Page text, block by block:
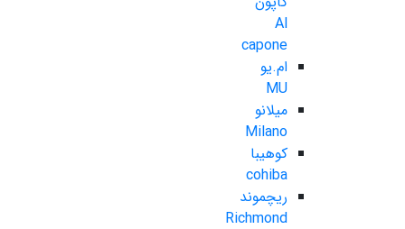
Al
capone
ام.یو
MU
میلانو
Milano
کوهیبا
cohiba
ریچموند
Richmond